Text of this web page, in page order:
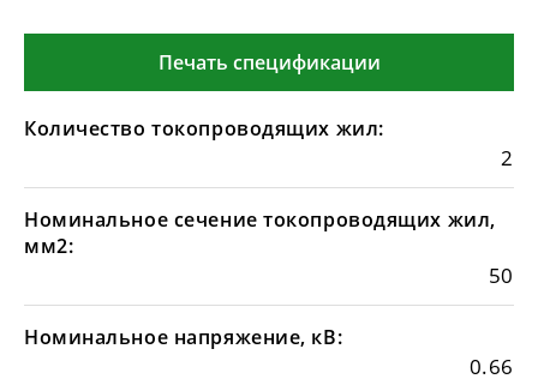
Печать спецификации
Количество токопроводящих жил:
2
Номинальное сечение токопроводящих жил,
мм2:
50
Номинальное напряжение, кВ:
0.66